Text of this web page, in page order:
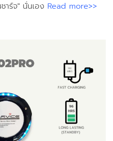
าร์จ" นั่นเอง Read more>>